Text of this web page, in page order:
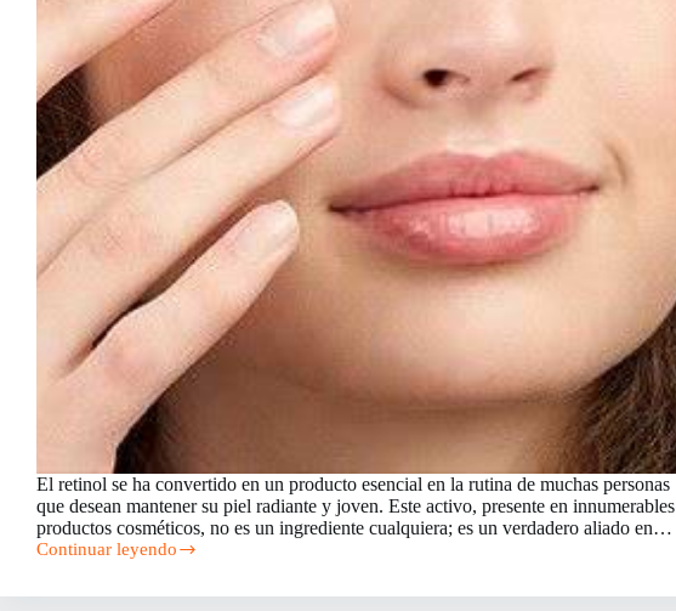
El retinol se ha convertido en un producto esencial en la rutina de muchas personas
que desean mantener su piel radiante y joven. Este activo, presente en innumerables
productos cosméticos, no es un ingrediente cualquiera; es un verdadero aliado en…
Continuar leyendo
Retinol:
Secreto